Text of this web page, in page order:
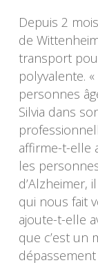
Depuis 2
de
transport
polyvalente.
personnes
Silvia dans
affirme-t-elle
les
d’Alzheimer,
qui nous fait
ajoute-t-elle
que c’est un
dépassement